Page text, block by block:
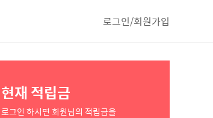
로그인/회원가입
현재 적립금
로그인 하시면 회원님의 적립금을